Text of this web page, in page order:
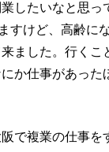
したいなと思っ
すけど、高齢に
ました。行くこ
か仕事があった
で複業の仕事を